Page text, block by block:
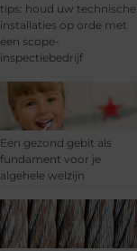
tips: houd uw technische
installaties op orde met
een scope-
inspectiebedrijf
Een gezond gebit als
fundament voor je
algehele welzijn